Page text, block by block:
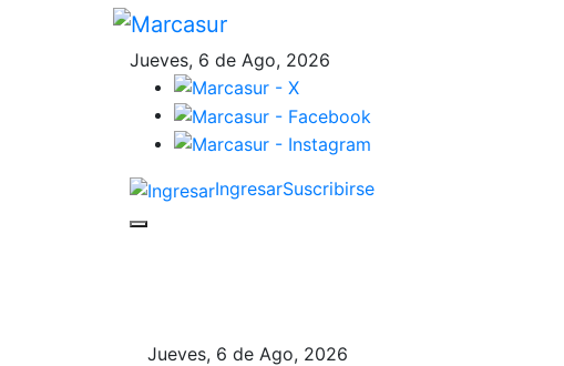
Jueves, 6 de Ago, 2026
IngresarSuscribirse
Jueves, 6 de Ago, 2026